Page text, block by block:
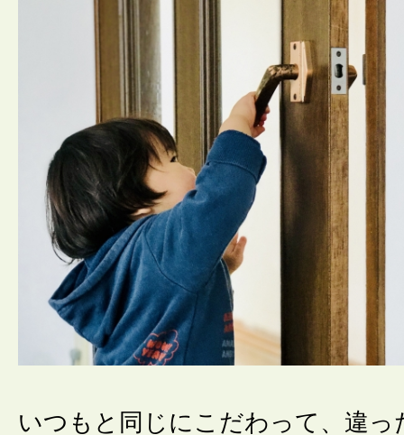
いつもと同じにこだわって、違っ